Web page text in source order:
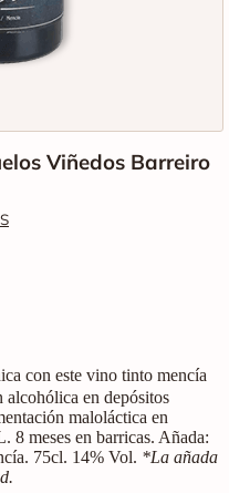
Viñedos Barreiro
con este vino tinto mencía
alcohólica en depósitos
maloláctica en
8 meses en barricas. Añada:
75cl. 14% Vol. *La añada